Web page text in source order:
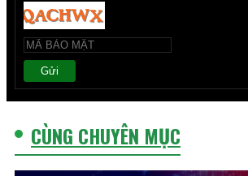
Gửi
CÙNG CHUYÊN MỤC